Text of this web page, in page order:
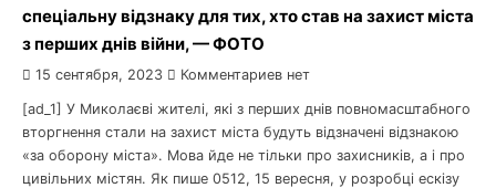
спеціальну відзнаку для тих, хто став на захист міста
з перших днів війни, — ФОТО
15 сентября, 2023 Комментариев нет
[ad_1] У Миколаєві жителі, які з перших днів повномасштабного
вторгнення стали на захист міста будуть відзначені відзнакою
«за оборону міста». Мова йде не тільки про захисників, а і про
цивільних містян. Як пише 0512, 15 вересня, у розробці ескізу